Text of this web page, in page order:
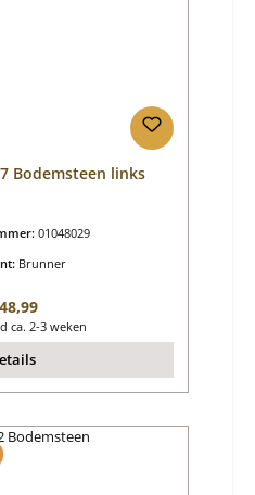
Bodemsteen links
01048029
Brunner
prijs:
ca. 2-3 weken